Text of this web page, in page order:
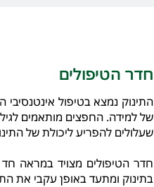
חדר הטיפולים
התינוק נמצא בטיפול
שעלולים להפריע ליכולת של
חדר הטיפולים מצויד במראה
בתינוק ומתעד באופן עקבי את